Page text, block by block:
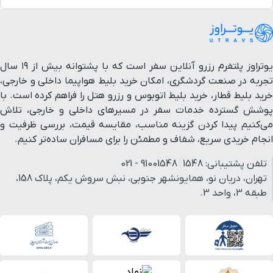
بلوار ملک اباد
پیتزا کندز ۱۱ دقیقه با خودرو(۷ کیلومتر و ۴ متر)
ایستگاه قطار شهری خیام ۱۱ دقیقه با خودرو(۷ کیلومتر و ۷ متر)
بیمارستان جوادالائمه ۱۱ دقیقه با خودرو(۷ کیلومتر و ۱۴ متر)
پارک باباقدرت
خیابان طبرسی ۱۱ دقیقه با خودرو(۷ کیلومتر و ۷۵ متر)
مجتمع تجاری پروما ۱۲ دقیقه با خودرو(۷ کیلومتر و ۱۱۴ متر)
یوتراوز پلتفرم رزرو آنلاین سفر است که با پشتوانه بیش از ۱۹ سال
تجربه در صنعت گردشگری، امکان خرید بلیط هواپیما داخلی و خارجی،
خرید بلیط قطار، خرید بلیط اتوبوس و رزرو هتل را فراهم کرده است. با
پوشش گسترده خدمات سفر در مسیرهای داخلی و خارجی، تلاش
می‌کنیم پیدا کردن گزینه مناسب، مقایسه قیمت، بررسی ظرفیت و
انجام خریدی سریع، شفاف و مطمئن را برای مسافران ساده‌تر کنیم.
تلفن پشتیبانی: 1548
91001548 - 021
تهران، دریان نو، همایونشهر جنوبی، نبش سروش یکم، پلاک 158،
طبقه 3، واحد 3.